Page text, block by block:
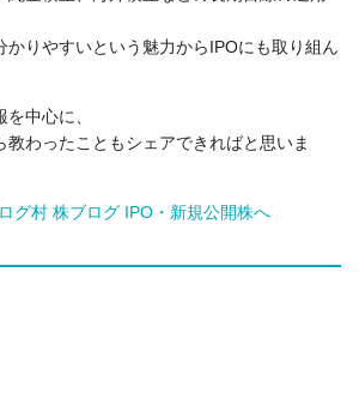
かりやすいという魅力からIPOにも取り組ん
中心に、
教わったこともシェアできればと思いま